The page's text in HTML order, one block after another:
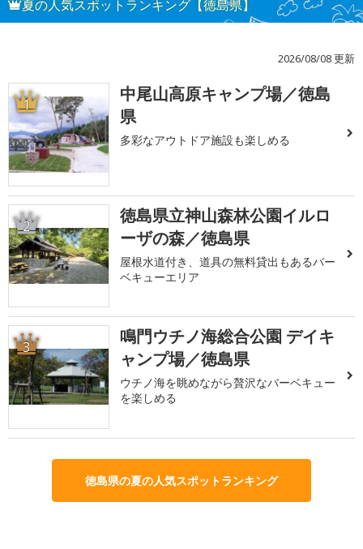
夏の人気スポットランキング【徳島県】
2026/08/08 更新
1
中尾山高原キャンプ場／徳島
県
多彩なアウトドア施設も楽しめる
2
徳島県立神山森林公園イルロ
ーザの森／徳島県
屋根水道付き、道具の無料貸出もあるバー
ベキューエリア
3
鳴門ウチノ海総合公園 デイキ
ャンプ場／徳島県
ウチノ海を眺めながら贅沢なバーベキュー
を楽しめる
徳島県の夏の人気スポットランキング